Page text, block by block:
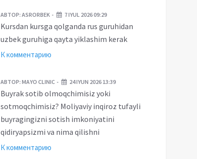
АВТОР: ASRORBEK 7 IYUL 2026 09:29
Kursdan kursga qolganda rus guruhidan
uzbek guruhiga qayta yiklashim kerak
К комментарию
АВТОР: MAYO CLINIC 24 IYUN 2026 13:39
Buyrak sotib olmoqchimisiz yoki
sotmoqchimisiz? Moliyaviy inqiroz tufayli
buyragingizni sotish imkoniyatini
qidiryapsizmi va nima qilishni
К комментарию